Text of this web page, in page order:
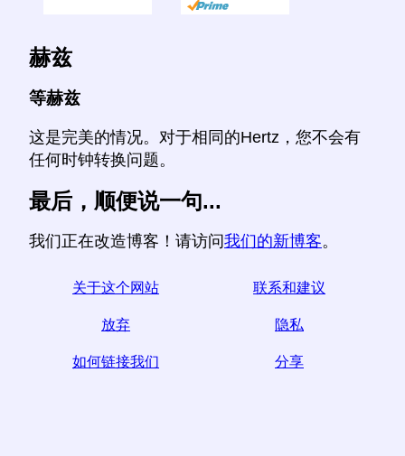
赫兹
等赫兹
这是完美的情况。对于相同的Hertz，您不会有
任何时钟转换问题。
最后，顺便说一句...
我们正在改造博客！请访问我们的新博客。
关于这个网站 联系和建议
放弃 隐私
如何链接我们 分享